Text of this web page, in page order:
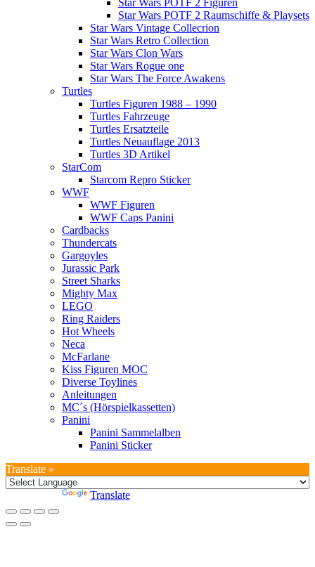
Star Wars POTF 2 Raumschiffe & Playsets
Star Wars Vintage Collecrion
Star Wars Retro Collection
Star Wars Clon Wars
Star Wars Rogue one
Star Wars The Force Awakens
Turtles
Turtles Figuren 1988 – 1990
Turtles Fahrzeuge
Turtles Ersatzteile
Turtles Neuauflage 2013
Turtles 3D Artikel
StarCom
Starcom Repro Sticker
WWF
WWF Figuren
WWF Caps Panini
Cardbacks
Thundercats
Gargoyles
Jurassic Park
Street Sharks
Mighty Max
LEGO
Ring Raiders
Hot Wheels
Neca
McFarlane
Kiss Figuren MOC
Diverse Toylines
Anleitungen
MC´s (Hörspielkassetten)
Panini
Panini Sammelalben
Panini Sticker
Translate »
Translate